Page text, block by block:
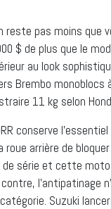
reste pas moins que
$ de plus que le
au look
Brembo monoblocs
11 kg selon
conserve
arrière de
de série et cette
l’antipatinage
Suzuki